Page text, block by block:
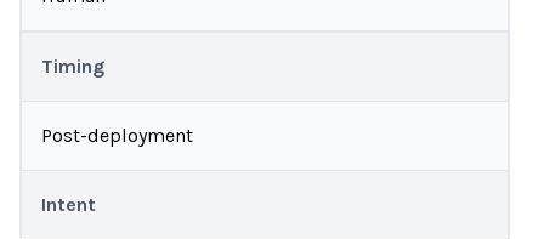
Timing
Post-deployment
Intent